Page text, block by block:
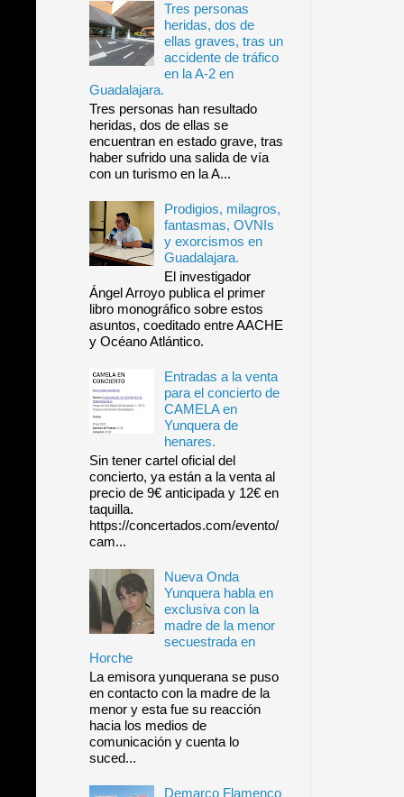
Tres personas
heridas, dos de
ellas graves, tras un
accidente de tráfico
en la A-2 en
Guadalajara.
Tres personas han resultado
heridas, dos de ellas se
encuentran en estado grave, tras
haber sufrido una salida de vía
con un turismo en la A...
Prodigios, milagros,
fantasmas, OVNIs
y exorcismos en
Guadalajara.
El investigador
Ángel Arroyo publica el primer
libro monográfico sobre estos
asuntos, coeditado entre AACHE
y Océano Atlántico.
Entradas a la venta
para el concierto de
CAMELA en
Yunquera de
henares.
Sin tener cartel oficial del
concierto, ya están a la venta al
precio de 9€ anticipada y 12€ en
taquilla.
https://concertados.com/evento/
cam...
Nueva Onda
Yunquera habla en
exclusiva con la
madre de la menor
secuestrada en
Horche
La emisora yunquerana se puso
en contacto con la madre de la
menor y esta fue su reacción
hacia los medios de
comunicación y cuenta lo
suced...
Demarco Flamenco